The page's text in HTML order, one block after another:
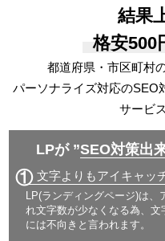
結果
格安500
都道府県・市区町村
パーソナライズ対応のSEO
サービ
LPが ”SEO対策出
① 文字よりもアイキャッ
LP(ランディングページ)は
れ文字数が少なくなる為、
には不向きと言われます。